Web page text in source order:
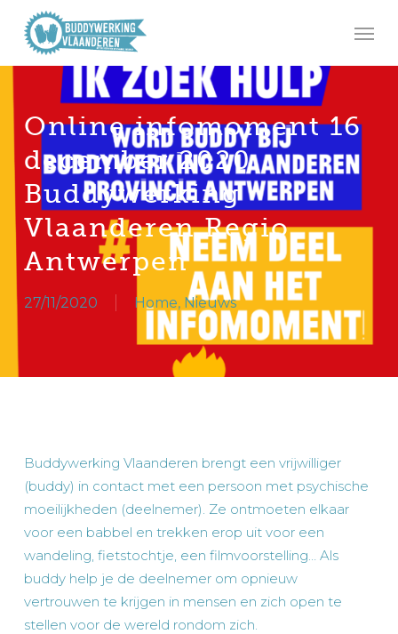
Online infomoment 16
december 2020
Buddywerking
Vlaanderen Regio
Antwerpen
27/11/2020 Home, Nieuws
Buddywerking Vlaanderen brengt een vrijwilliger
(buddy) in contact met een persoon met psychische
moeilijkheden (deelnemer). Ze ontmoeten elkaar
voor een babbel en trekken erop uit voor een
wandeling, fietstochtje, een filmvoorstelling… Als
buddy help je de deelnemer om opnieuw
vertrouwen te krijgen in mensen en zich open te
stellen voor de wereld rondom zich.